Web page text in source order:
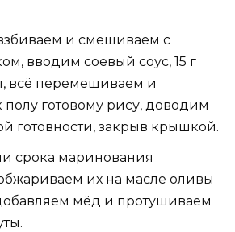
и смешиваем с
вводим соевый соус, 15 г
всё перемешиваем и
полу готовому рису, доводим
готовности, закрыв крышкой.
срока маринования
их на масле оливы
мёд и протушиваем